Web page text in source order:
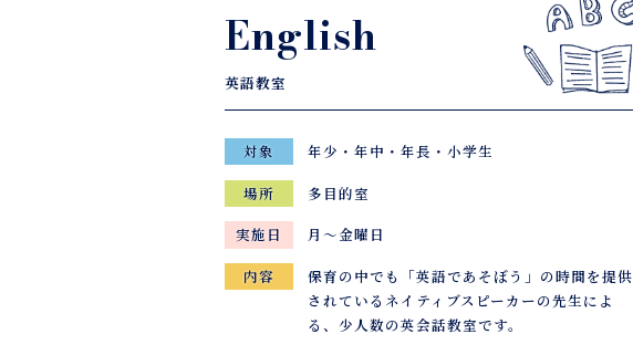
English
英語教室
対象 年少・年中・年長・小学生
場所 多目的室
実施日 月～金曜日
内容
保育の中でも「英語であそぼう」の時間を提供
されているネイティブスピーカーの先生によ
る、少人数の英会話教室です。